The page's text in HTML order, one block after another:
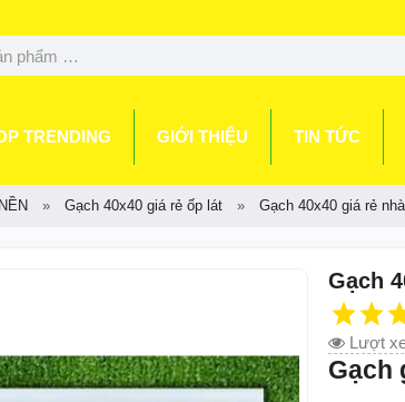
TRENDING GIỚI THIỆU TIN TỨC
Gạch 40x40 giá rẻ ốp lát Gạch 40x40 giá rẻ
Gạch
Lượt
Gạch